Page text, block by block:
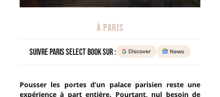
À PARIS
Suivre Paris Select Book sur :
Pousser les portes d’un palace parisien reste une
expérience à part entière. Pourtant, nul besoin de